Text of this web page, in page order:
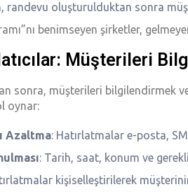
randevu oluşturulduktan sonra
benimseyen şirketler,
Müşterileri
sonra, müşterileri bilgilendirmek
oynar:
Azaltma: Hatırlatmalar e-posta,
: Tarih, saat, konum ve
kişiselleştirilerek